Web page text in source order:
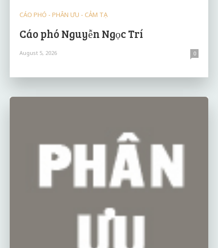
CÁO PHÓ - PHÂN ƯU - CẢM TẠ
Cáo phó Nguyễn Ngọc Trí
August 5, 2026 0